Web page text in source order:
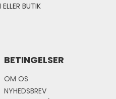
BUTIK
BETINGELSER
OM OS
NYHEDSBREV